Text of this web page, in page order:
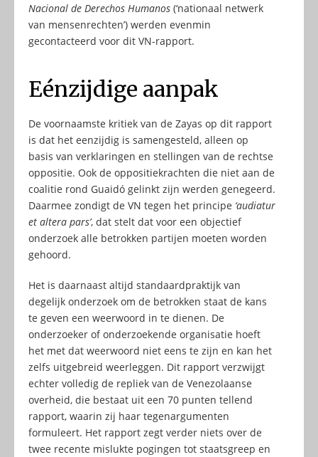
Nacional de Derechos Humanos (‘nationaal netwerk
van mensenrechten’) werden evenmin
gecontacteerd voor dit VN-rapport.
Eénzijdige aanpak
De voornaamste kritiek van de Zayas op dit rapport
is dat het eenzijdig is samengesteld, alleen op
basis van verklaringen en stellingen van de rechtse
oppositie. Ook de oppositiekrachten die niet aan de
coalitie rond Guaidó gelinkt zijn werden genegeerd.
Daarmee zondigt de VN tegen het principe ‘audiatur
et altera pars’, dat stelt dat voor een objectief
onderzoek alle betrokken partijen moeten worden
gehoord.
Het is daarnaast altijd standaardpraktijk van
degelijk onderzoek om de betrokken staat de kans
te geven een weerwoord in te dienen. De
onderzoeker of onderzoekende organisatie hoeft
het met dat weerwoord niet eens te zijn en kan het
zelfs uitgebreid weerleggen. Dit rapport verzwijgt
echter volledig de repliek van de Venezolaanse
overheid, die bestaat uit een 70 punten tellend
rapport, waarin zij haar tegenargumenten
formuleert. Het rapport zegt verder niets over de
twee recente mislukte pogingen tot staatsgreep en